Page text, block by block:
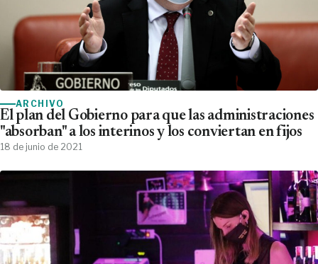
ARCHIVO
El plan del Gobierno para que las administraciones
"absorban" a los interinos y los conviertan en fijos
18 de junio de 2021